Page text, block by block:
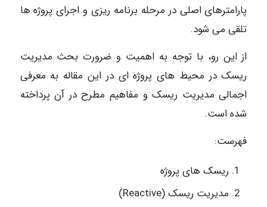
پارامترهای اصلی در مرحله برنامه ریزی و اجرای پروژه ها
تلقی می شود.
از این رو، با توجه به اهمیت و ضرورت بحث مدیریت
ریسک در محیط های پروژه ای در این مقاله به معرفی
اجمالی مدیریت ریسک و مفاهیم مطرح در آن پرداخته
شده است.
فهرست:
ریسک های پروژه
مدیریت ریسک (Reactive)